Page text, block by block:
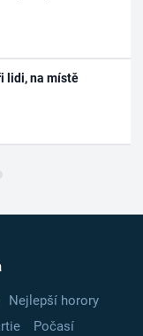
lidi, na místě
Nejlepší horory
Počasí